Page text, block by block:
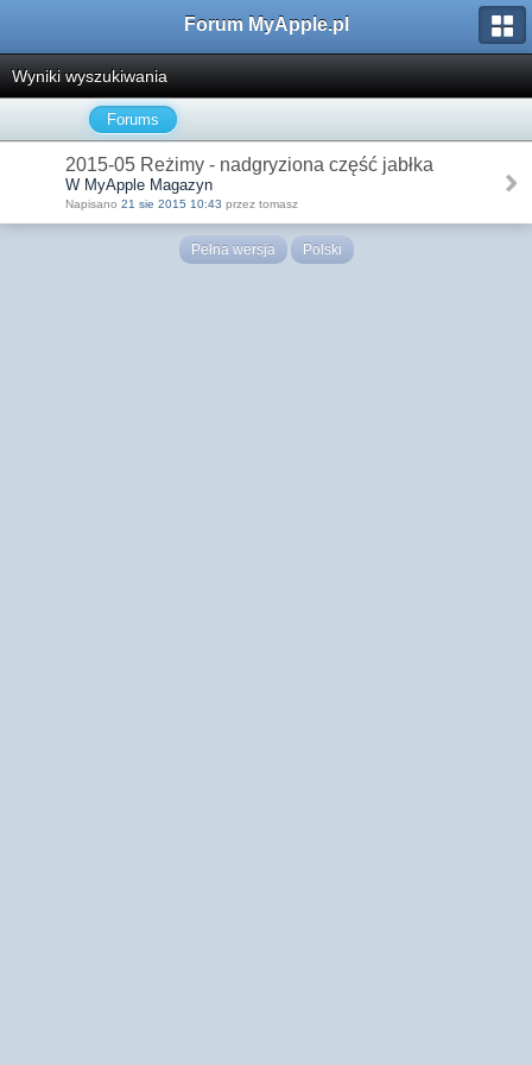
Forum MyApple.pl
Wyniki wyszukiwania
Forums
2015-05 Reżimy - nadgryziona część jabłka
W MyApple Magazyn
Napisano 21 sie 2015 10:43 przez tomasz
Pełna wersja Polski